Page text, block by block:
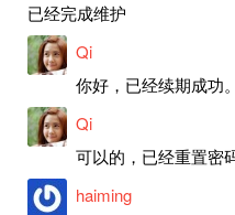
已经完成维护
Qi
你好，已经续期成功。
Qi
haiming